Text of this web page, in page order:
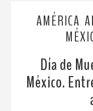
AMÉRICA
Día de
México.